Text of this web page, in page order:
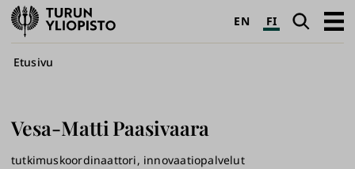
Turun
yliopisto
EN FI Haku
Avaa
Murupolku
Etusivu
Vesa-Matti Paasivaara
tutkimuskoordinaattori, innovaatiopalvelut